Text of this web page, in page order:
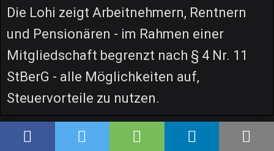
Die Lohi zeigt Arbeitnehmern, Rentnern
und Pensionären - im Rahmen einer
Mitgliedschaft begrenzt nach § 4 Nr. 11
StBerG - alle Möglichkeiten auf,
Steuervorteile zu nutzen.